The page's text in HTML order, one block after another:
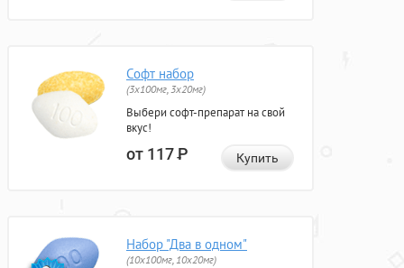
Софт набор
(3x100мг, 3x20мг)
Выбери софт-препарат на свой
вкус!
от 117Р Купить
Набор "Два в одном"
(10x100мг, 10x20мг)